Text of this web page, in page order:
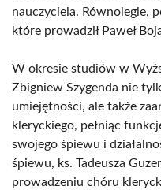
nauczyciela. Równolegle,
które prowadził Paweł
W okresie studiów w
Zbigniew Szygenda nie
umiejętności, ale także
kleryckiego, pełniąc
swojego śpiewu i
śpiewu, ks. Tadeusza
prowadzeniu chóru